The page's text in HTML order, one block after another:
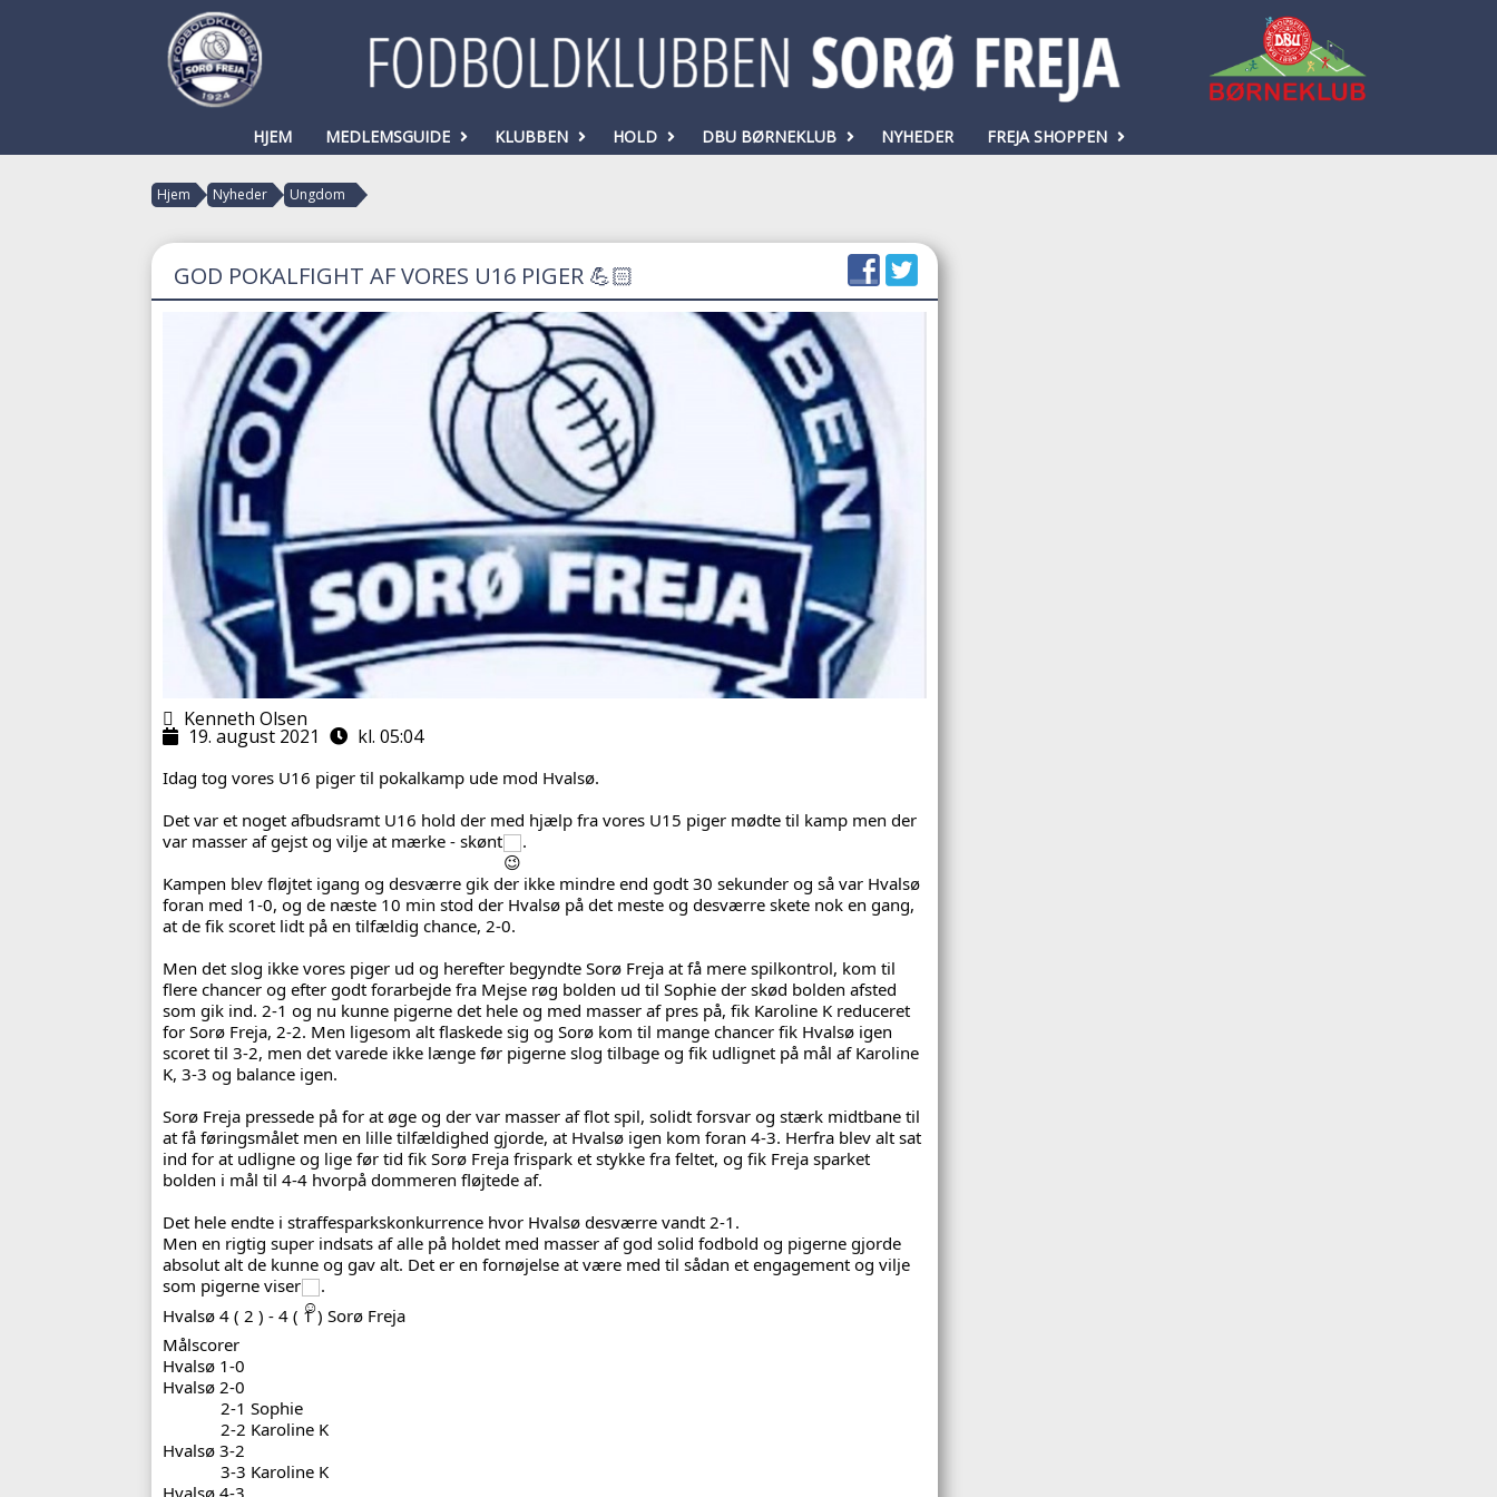
HJEM MEDLEMSGUIDE KLUBBEN HOLD DBU BØRNEKLUB NYHEDER FREJA SHOPPEN
Hjem Nyheder Ungdom
GOD POKALFIGHT AF VORES U16 PIGER 💪🏻
Kenneth Olsen
19. august 2021 kl. 05:04
Idag tog vores U16 piger til pokalkamp ude mod Hvalsø.
Det var et noget afbudsramt U16 hold der med hjælp fra vores U15 piger mødte til kamp men der
var masser af gejst og vilje at mærke - skønt
.
Kampen blev fløjtet igang og desværre gik der ikke mindre end godt 30 sekunder og så var Hvalsø
foran med 1-0, og de næste 10 min stod der Hvalsø på det meste og desværre skete nok en gang,
at de fik scoret lidt på en tilfældig chance, 2-0.
Men det slog ikke vores piger ud og herefter begyndte Sorø Freja at få mere spilkontrol, kom til
flere chancer og efter godt forarbejde fra Mejse røg bolden ud til Sophie der skød bolden afsted
som gik ind. 2-1 og nu kunne pigerne det hele og med masser af pres på, fik Karoline K reduceret
for Sorø Freja, 2-2. Men ligesom alt flaskede sig og Sorø kom til mange chancer fik Hvalsø igen
scoret til 3-2, men det varede ikke længe før pigerne slog tilbage og fik udlignet på mål af Karoline
K, 3-3 og balance igen.
Sorø Freja pressede på for at øge og der var masser af flot spil, solidt forsvar og stærk midtbane til
at få føringsmålet men en lille tilfældighed gjorde, at Hvalsø igen kom foran 4-3. Herfra blev alt sat
ind for at udligne og lige før tid fik Sorø Freja frispark et stykke fra feltet, og fik Freja sparket
bolden i mål til 4-4 hvorpå dommeren fløjtede af.
Det hele endte i straffesparkskonkurrence hvor Hvalsø desværre vandt 2-1.
Men en rigtig super indsats af alle på holdet med masser af god solid fodbold og pigerne gjorde
absolut alt de kunne og gav alt. Det er en fornøjelse at være med til sådan et engagement og vilje
som pigerne viser
.
Hvalsø 4 ( 2 ) - 4 ( 1 ) Sorø Freja
Målscorer
Hvalsø 1-0
Hvalsø 2-0
             2-1 Sophie
             2-2 Karoline K
Hvalsø 3-2
             3-3 Karoline K